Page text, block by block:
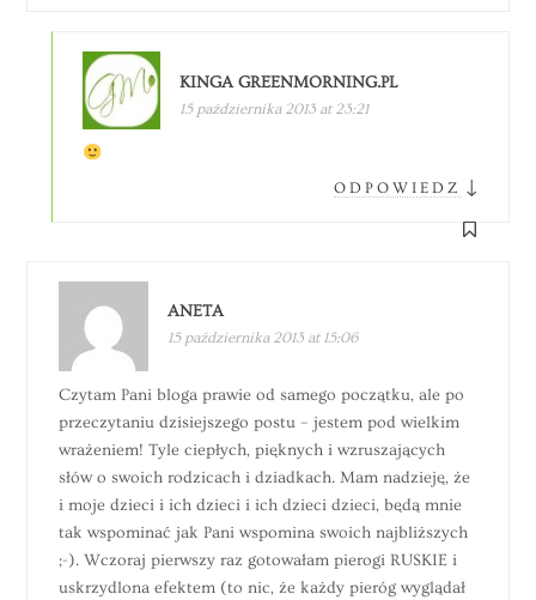
KINGA GREENMORNING.PL
15 października 2013 at 23:21
ODPOWIEDZ ↓
ANETA
15 października 2013 at 15:06
Czytam Pani bloga prawie od samego początku, ale po
przeczytaniu dzisiejszego postu – jestem pod wielkim
wrażeniem! Tyle ciepłych, pięknych i wzruszających
słów o swoich rodzicach i dziadkach. Mam nadzieję, że
i moje dzieci i ich dzieci i ich dzieci dzieci, będą mnie
tak wspominać jak Pani wspomina swoich najbliższych
;-). Wczoraj pierwszy raz gotowałam pierogi RUSKIE i
uskrzydlona efektem (to nic, że każdy pieróg wyglądał